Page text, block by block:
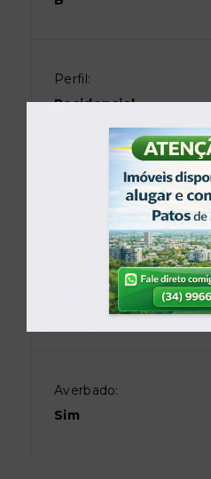
Perfil:
Residencial
Escriturado:
Averbado:
Sim